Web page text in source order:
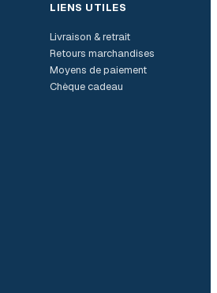
LIENS UTILES
Livraison & retrait
Retours marchandises
Moyens de paiement
Chèque cadeau